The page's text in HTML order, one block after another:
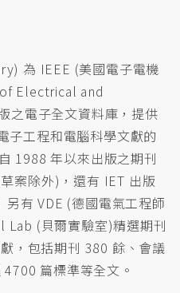
為 IEEE (美國電子電機
Electrical and
電子全文資料庫，提供
子工程和電腦科學文獻的
1988 年以來出版之期刊
案除外)，還有 IET 出版
有 VDE (德國電氣工程師
Lab (貝爾實驗室)精選期刊
，包括期刊 380 餘、會議
篇標準等全文。